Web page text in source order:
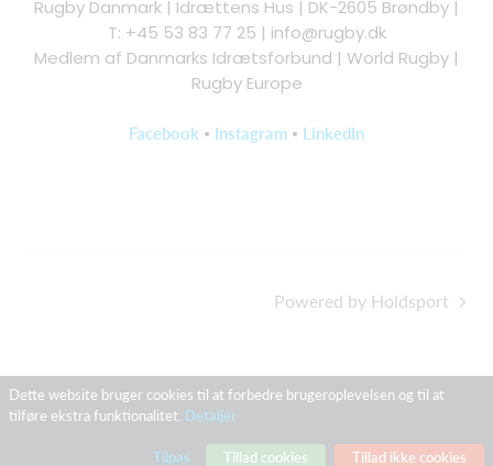
Rugby Danmark | Idrættens Hus | DK-2605 Brøndby |
T: +45 53 83 77 25 | info@rugby.dk
Medlem af Danmarks Idrætsforbund | World Rugby |
Rugby Europe
Facebook • Instagram • LinkedIn
Powered by Holdsport
Dette website bruger cookies til at forbedre brugeroplevelsen og til at
tilføre ekstra funktionalitet. Detaljer
Tillad ikke cookies
Tillad cookies
Tilpas